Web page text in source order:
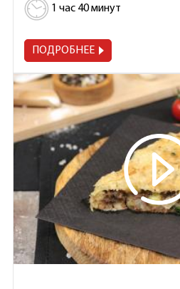
1 час 40 минут
ПОДРОБНЕЕ